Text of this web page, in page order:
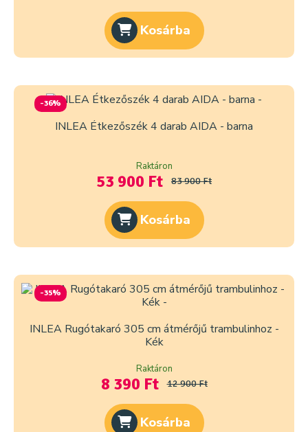
Kosárba
-36%
INLEA Étkezőszék 4 darab AIDA - barna
Raktáron
53 900 Ft 83 900 Ft
Kosárba
-35%
INLEA Rugótakaró 305 cm átmérőjű trambulinhoz -
Kék
Raktáron
8 390 Ft 12 900 Ft
Kosárba